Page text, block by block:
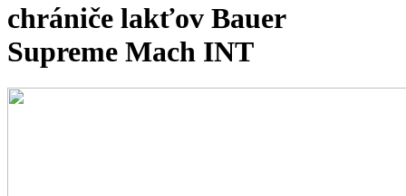
chrániče lakťov Bauer
Supreme Mach INT